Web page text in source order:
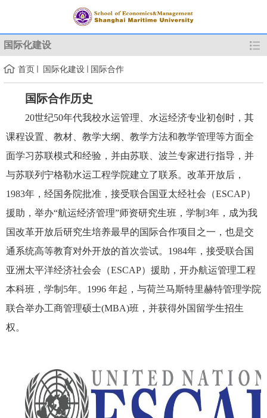
国际化建设
首页 国际化建设 国际合作
国际合作历史
20世纪50年代我校水运管理、水运经济专业初创时，其
课程设置、教材、教学大纲、教学方法和教学管理等方面全
面学习苏联模式和经验，并由苏联、波兰专家进行指导，并
与苏联列宁格勒水运工程学院建立了联系。改革开放后，
1983年，经国务院批准，接受联合国亚太经社会（ESCAP）
援助，举办“航运经济管理”师资研究生班，学制3年，成为我
国改革开放后研究生培养最早的国际合作项目之一，也是交
通系统高等教育对外开放的首次尝试。1984年，接受联合国
亚洲太平洋经济社会会（ESCAP）援助，开办航运管理工程
本科班，学制5年。1996 年起，与荷兰马斯特里赫特管理学院
联合举办工商管理硕士(MBA)班，并获得外国留学生招生
权。